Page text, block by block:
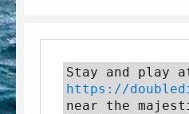
https://
near the